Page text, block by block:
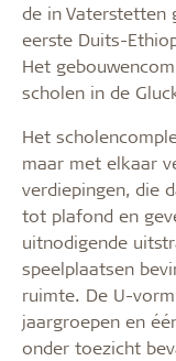
de in Vaterstetten
eerste Duits-
Het
scholen in de
Het
maar met elkaar
verdiepingen, die
tot plafond en
uitnodigende
speelplaatsen
ruimte. De U-
jaargroepen en
onder toezicht